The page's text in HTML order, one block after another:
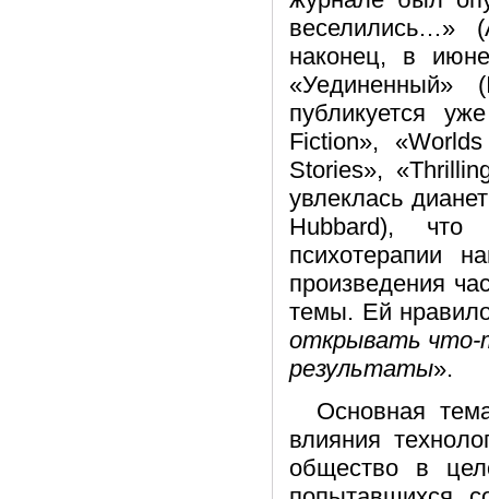
веселились…»
наконец, в
«Уединенный»
публикуется
Fiction»,
Stories»,
увлеклась
Hubbard),
психотерапии
произведения
темы. Ей
открывать что-
результаты».
Основная
влияния
общество в